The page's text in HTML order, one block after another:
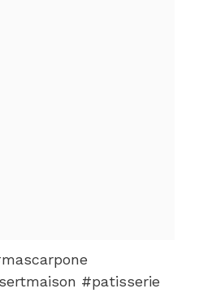
#patisserie